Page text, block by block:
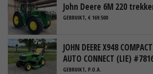
John Deere 6M 220
GEBRUIKT, € 169.500
JOHN DEERE X948
AUTO CONNECT (LIE)
GEBRUIKT, P.O.A.